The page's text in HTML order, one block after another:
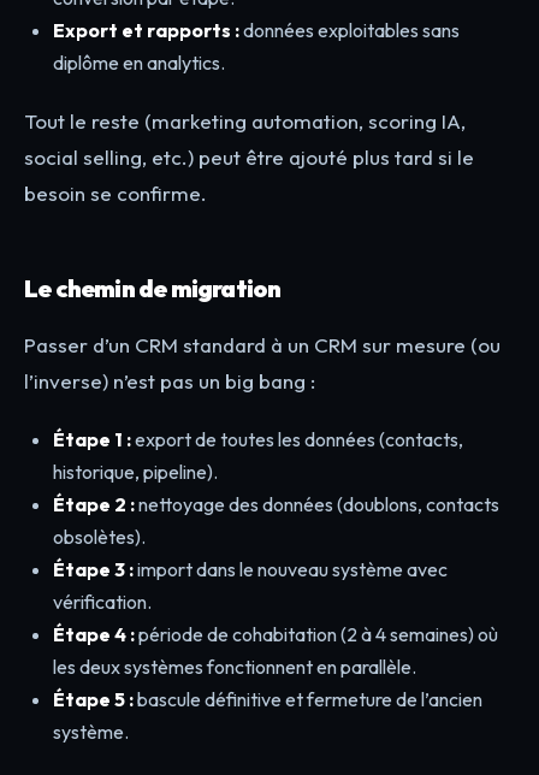
Export et rapports :données exploitables sans
diplôme en analytics.
Tout le reste (marketing automation, scoring IA,
social selling, etc.) peut être ajouté plus tard si le
besoin se confirme.
Le chemin de migration
Passer d’un CRM standard à un CRM sur mesure (ou
l’inverse) n’est pas un big bang :
Étape 1 :export de toutes les données (contacts,
historique, pipeline).
Étape 2 :nettoyage des données (doublons, contacts
obsolètes).
Étape 3 :import dans le nouveau système avec
vérification.
Étape 4 :période de cohabitation (2 à 4 semaines) où
les deux systèmes fonctionnent en parallèle.
Étape 5 :bascule définitive et fermeture de l’ancien
système.